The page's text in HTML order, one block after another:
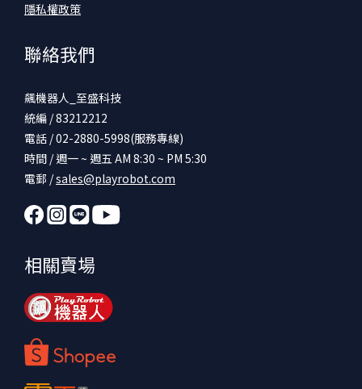
隱私權政策
聯絡我們
飆機器人_至盛科技
統編 / 83212212
電話 / 02-2880-5998(服務專線)
時間 / 週一 ~ 週五 AM 8:30 ~ PM 5:30
電郵 /sales@playrobot.com
相關賣場